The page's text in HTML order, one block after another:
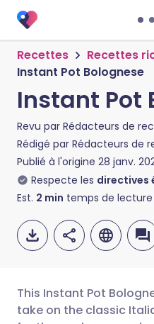
Recettes
Recettes
Instant Pot Bolognese
Instant Pot
Revu par Rédacteurs de
Rédigé par Rédacteurs de
Publié à l'origine 28 janv.
Respecte les directives
Est. 2 min temps de lecture
This Instant Pot
take on the classic